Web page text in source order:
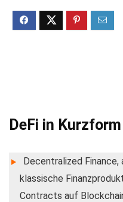
DeFi in Kurzform
Decentralized
klassische
Contracts auf